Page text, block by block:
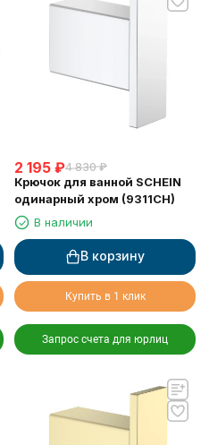
2 195 ₽4 830 ₽
Крючок для ванной SCHEIN
одинарный хром (9311CH)
В наличии
В корзину
Купить в 1 клик
Запрос счета для юрлиц